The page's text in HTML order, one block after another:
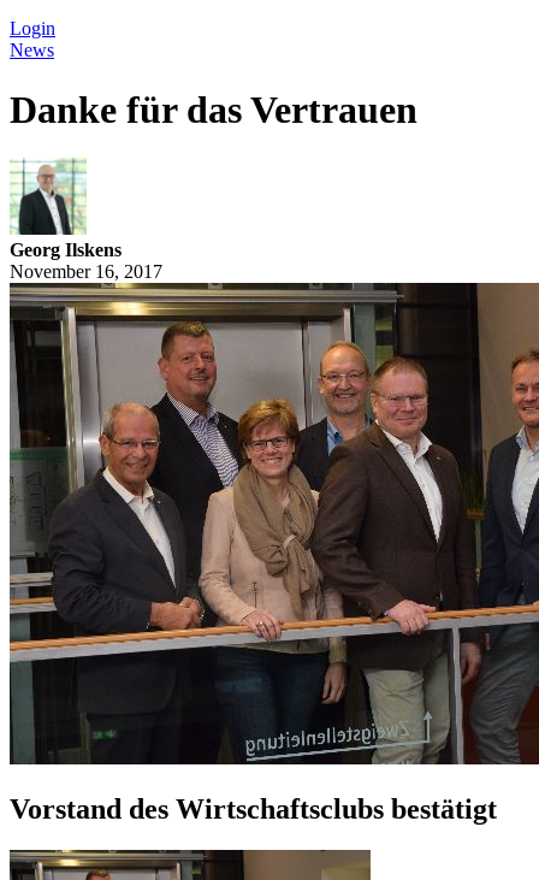
Login
News
Danke für das Vertrauen
Georg Ilskens
November 16, 2017
Vorstand des Wirtschaftsclubs bestätigt